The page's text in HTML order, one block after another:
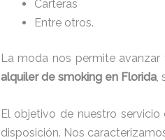
Carteras
Entre otros.
La moda nos permite
alquiler de smoking en Florida,
El objetivo de nuestro
disposición. Nos